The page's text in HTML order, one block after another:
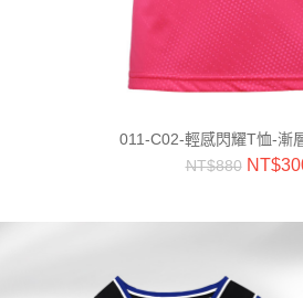
011-C02-輕感閃耀T恤-漸
NT$880 NT$